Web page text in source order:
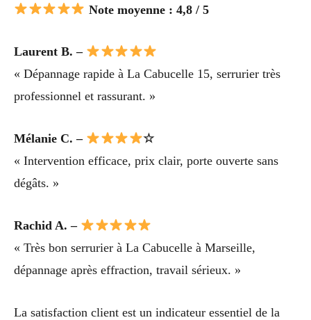
Note moyenne : 4,8 / 5
Laurent B. –
« Dépannage rapide à La Cabucelle 15, serrurier très
professionnel et rassurant. »
Mélanie C. –
☆
« Intervention efficace, prix clair, porte ouverte sans
dégâts. »
Rachid A. –
« Très bon serrurier à La Cabucelle à Marseille,
dépannage après effraction, travail sérieux. »
La satisfaction client est un indicateur essentiel de la